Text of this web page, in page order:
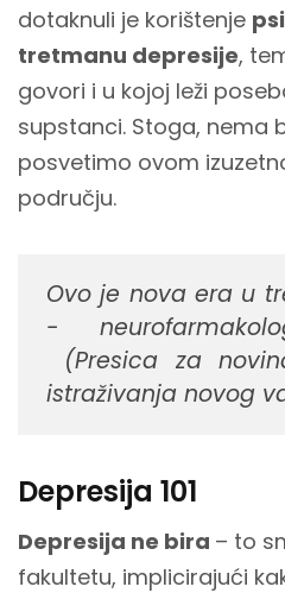
dotaknuli je korištenje
tretmanu depresije,
govori i u kojoj leži
supstanci. Stoga, nema
posvetimo ovom
području.
Ovo je nova era u
-
(Presica za
istraživanja novog
Depresija 101
Depresija ne bira – to
fakultetu, implicirajući